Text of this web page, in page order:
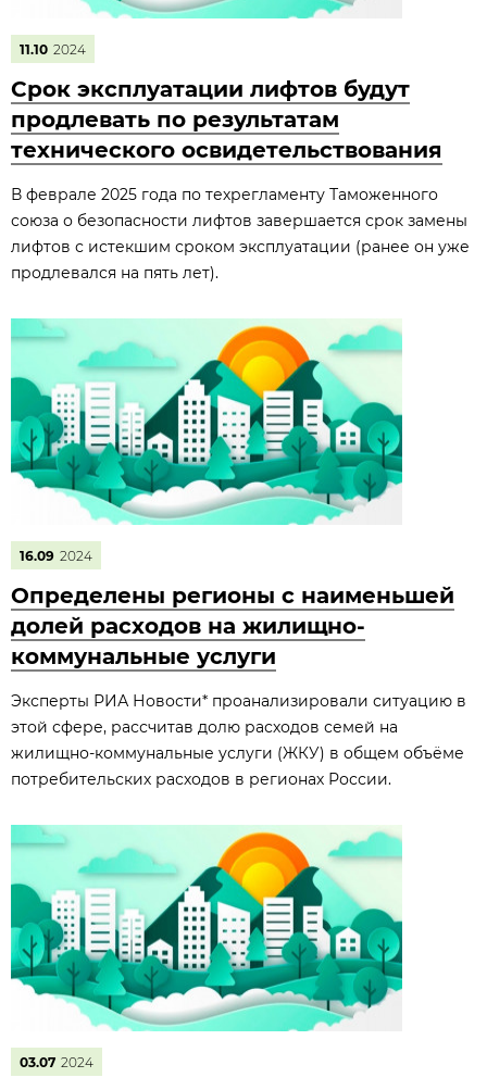
11.10 2024
Срок эксплуатации лифтов будут
продлевать по результатам
технического освидетельствования
В феврале 2025 года по техрегламенту Таможенного
союза о безопасности лифтов завершается срок замены
лифтов с истекшим сроком эксплуатации (ранее он уже
продлевался на пять лет).
16.09 2024
Определены регионы с наименьшей
долей расходов на жилищно-
коммунальные услуги
Эксперты РИА Новости* проанализировали ситуацию в
этой сфере, рассчитав долю расходов семей на
жилищно-коммунальные услуги (ЖКУ) в общем объёме
потребительских расходов в регионах России.
03.07 2024